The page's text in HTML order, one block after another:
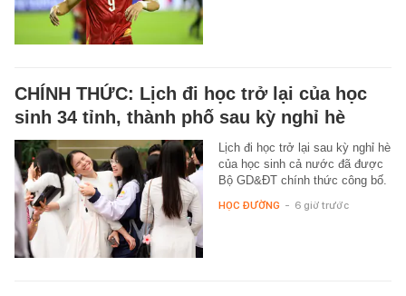
CHÍNH THỨC: Lịch đi học trở lại của học
sinh 34 tỉnh, thành phố sau kỳ nghỉ hè
Lịch đi học trở lại sau kỳ nghỉ hè
của học sinh cả nước đã được
Bộ GD&ĐT chính thức công bố.
HỌC ĐƯỜNG - 6 giờ trước